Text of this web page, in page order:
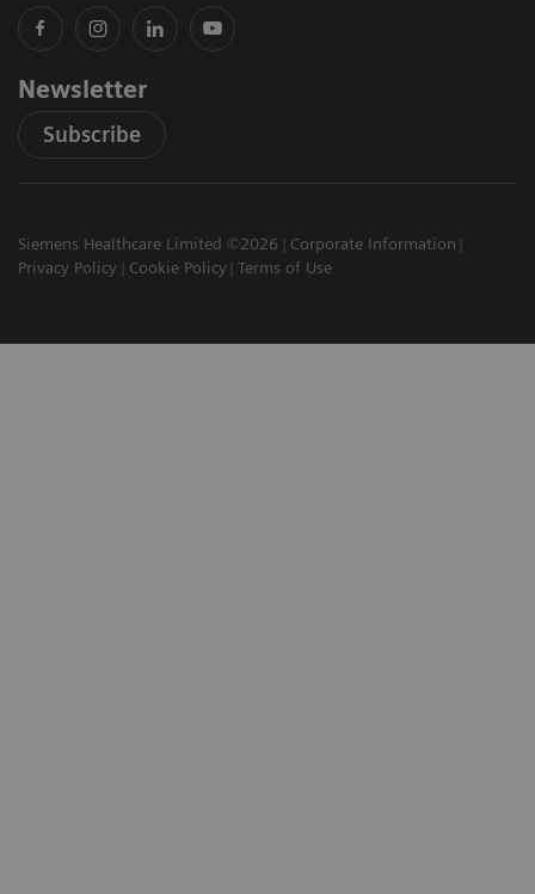
Newsletter
Subscribe
Siemens Healthcare Limited ©2026
Corporate Information
Privacy Policy
Cookie Policy Terms of Use